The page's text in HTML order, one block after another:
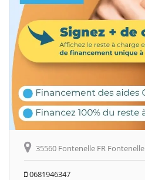
35560 Fontenelle FR Fontenelle
0681946347